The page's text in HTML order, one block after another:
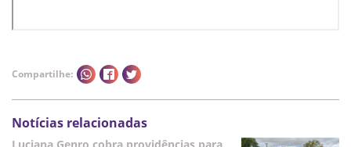
Compartilhe:
Notícias relacionadas